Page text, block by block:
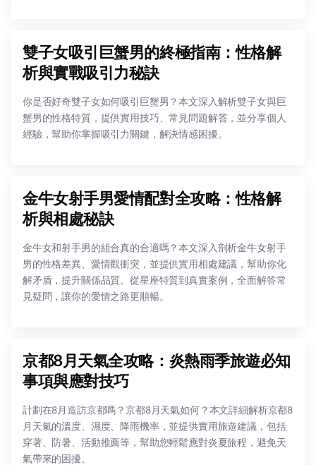
雙子女吸引巨蟹男的終極指南：性格解
析與實戰吸引力秘訣
你是否好奇雙子女如何吸引巨蟹男？本文深入解析雙子女與巨
蟹男的性格特質，提供實用技巧、常見問題解答，並分享個人
經驗，幫助你掌握吸引力關鍵，解決情感困擾。
金牛女射手男愛情配對全攻略：性格解
析與相處秘訣
金牛女和射手男的組合真的合適嗎？本文深入剖析金牛女射手
男的性格差異、愛情觀衝突，並提供實用相處建議，幫助你化
解矛盾，提升關係品質。從星座特質到真實案例，全面解答常
見疑問，讓你的愛情之路更順暢。
京都8月天氣全攻略：炎熱雨季旅遊必知
事項與應對技巧
計劃在8月造訪京都嗎？京都8月天氣如何？本文詳細解析京都8
月天氣的溫度、濕度、降雨機率，並提供實用旅遊建議，包括
穿著、防暑、活動推薦等，幫助您輕鬆應對炎夏旅程，避免天
氣帶來的困擾。